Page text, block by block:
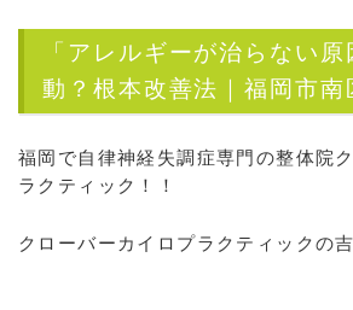
「アレルギーが治らない
動？根本改善法｜福岡市南
福岡で自律神経失調症専門の整体院
ラクティック！！
クローバーカイロプラクティックの吉